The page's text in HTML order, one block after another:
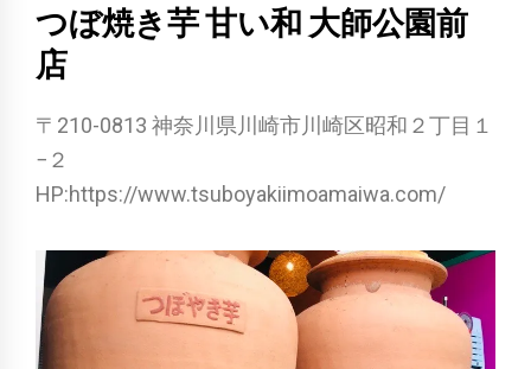
つぼ焼き芋 甘い和 大師公園前
店
〒210-0813 神奈川県川崎市川崎区昭和２丁目１
−２
HP:https://www.tsuboyakiimoamaiwa.com/